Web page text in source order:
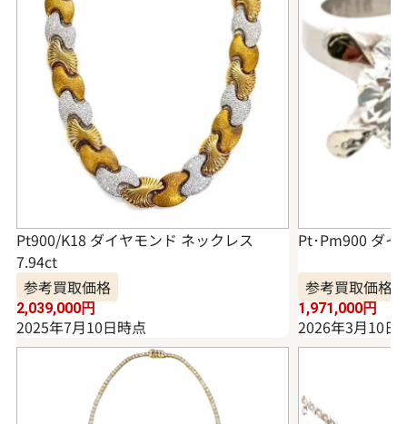
Pt900/K18 ダイヤモンド ネックレス
7.94ct
参考買取価格
2,039,000円
2025年7月10日時点
Pt･Pm900 ダイ
参考買取価格
1,971,000円
2026年3月10日